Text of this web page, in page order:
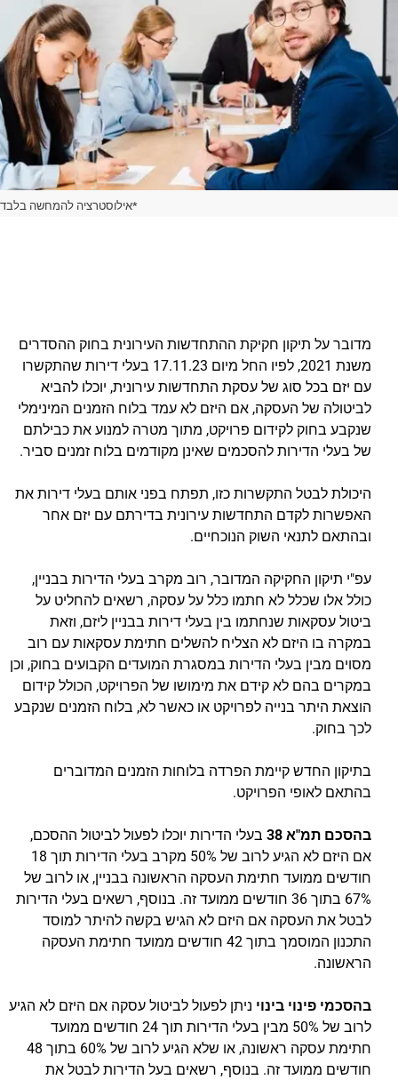
*אילוסטרציה להמחשה בלבד
מדובר על תיקון חקיקת ההתחדשות העירונית בחוק ההסדרים
משנת 2021, לפיו החל מיום 17.11.23 בעלי דירות שהתקשרו
עם יזם בכל סוג של עסקת התחדשות עירונית, יוכלו להביא
לביטולה של העסקה, אם היזם לא עמד בלוח הזמנים המינימלי
שנקבע בחוק לקידום פרויקט, מתוך מטרה למנוע את כבילתם
של בעלי הדירות להסכמים שאינן מקודמים בלוח זמנים סביר.
היכולת לבטל התקשרות כזו, תפתח בפני אותם בעלי דירות את
האפשרות לקדם התחדשות עירונית בדירתם עם יזם אחר
ובהתאם לתנאי השוק הנוכחיים.
עפ"י תיקון החקיקה המדובר, רוב מקרב בעלי הדירות בבניין,
כולל אלו שכלל לא חתמו כלל על עסקה, רשאים להחליט על
ביטול עסקאות שנחתמו בין בעלי דירות בבניין ליזם, וזאת
במקרה בו היזם לא הצליח להשלים חתימת עסקאות עם רוב
מסוים מבין בעלי הדירות במסגרת המועדים הקבועים בחוק, וכן
במקרים בהם לא קידם את מימושו של הפרויקט, הכולל קידום
הוצאת היתר בנייה לפרויקט או כאשר לא, בלוח הזמנים שנקבע
לכך בחוק.
בתיקון החדש קיימת הפרדה בלוחות הזמנים המדוברים
בהתאם לאופי הפרויקט.
בהסכם תמ"א 38
בעלי הדירות יוכלו לפעול לביטול ההסכם,
אם היזם לא הגיע לרוב של 50% מקרב בעלי הדירות תוך 18
חודשים ממועד חתימת העסקה הראשונה בבניין, או לרוב של
67% בתוך 36 חודשים ממועד זה. בנוסף, רשאים בעלי הדירות
לבטל את העסקה אם היזם לא הגיש בקשה להיתר למוסד
התכנון המוסמך בתוך 42 חודשים ממועד חתימת העסקה
הראשונה.
בהסכמי פינוי בינוי ניתן לפעול לביטול עסקה אם היזם לא הגיע
לרוב של 50% מבין בעלי הדירות תוך 24 חודשים ממועד
חתימת עסקה ראשונה, או שלא הגיע לרוב של 60% בתוך 48
חודשים ממועד זה. בנוסף, רשאים בעל הדירות לבטל את